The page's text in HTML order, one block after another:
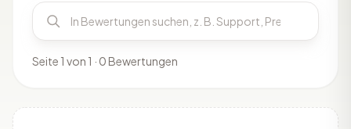
Seite 1 von 1 · 0 Bewertungen